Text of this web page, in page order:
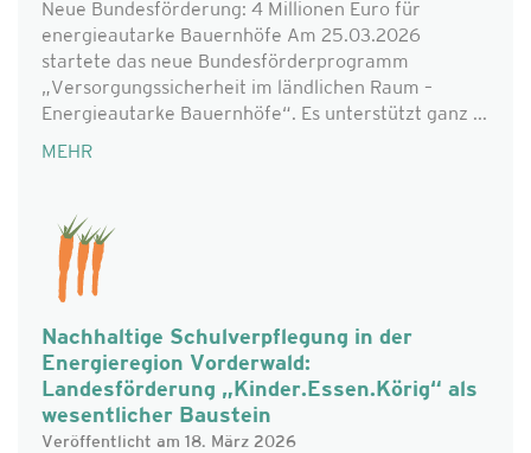
Neue Bundesförderung: 4 Millionen Euro für
energieautarke Bauernhöfe Am 25.03.2026
startete das neue Bundesförderprogramm
„Versorgungssicherheit im ländlichen Raum –
Energieautarke Bauernhöfe“. Es unterstützt ganz ...
MEHR
Nachhaltige Schulverpflegung in der
Energieregion Vorderwald:
Landesförderung „Kinder.Essen.Körig“ als
wesentlicher Baustein
Veröffentlicht am 18. März 2026